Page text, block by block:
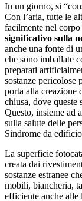
In un giorno, si
Con l’aria, tutte le
facilmente nel corpo
significativo sulla
anche una fonte di
che sono imballate
preparati
sostanze pericolose
porta alla creazione
chiusa, dove queste
Questo, insieme ad
sulla salute delle
Sindrome da
La superficie
creata dai
sostanze estranee
mobili, biancheria,
efficiente anche alle